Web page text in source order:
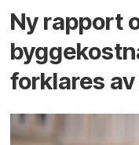
Ny rapport
forklares